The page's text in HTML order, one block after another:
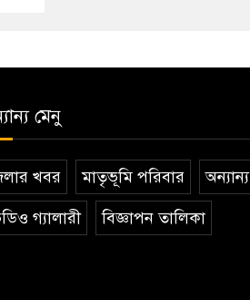
মেনু
খবর মাতৃভূমি পরিবার অন্যান্য
গ্যালারী বিজ্ঞাপন তালিকা